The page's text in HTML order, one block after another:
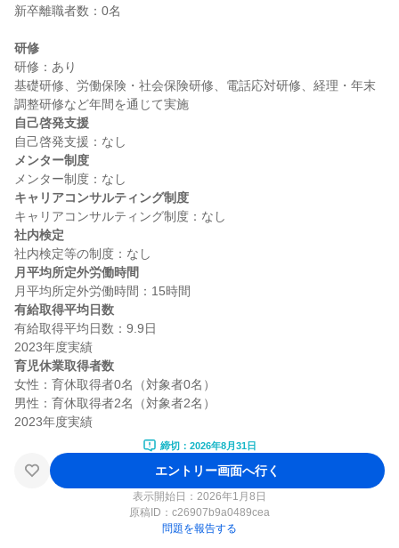
新卒離職者数：0名
研修
研修：あり
基礎研修、労働保険・社会保険研修、電話応対研修、経理・年末
自己啓発支援
メンター制度
キャリアコンサルティング制度
社内検定
月平均所定外労働時間
有給取得平均日数
有給取得平均日数：9.9日
育児休業取得者数
女性：育休取得者0名（対象者0名）
男性：育休取得者2名（対象者2名）
締切：2026年8月31日
エントリー画面へ行く
表示開始日：2026年1月8日
原稿ID： c26907b9a0489cea
問題を報告する